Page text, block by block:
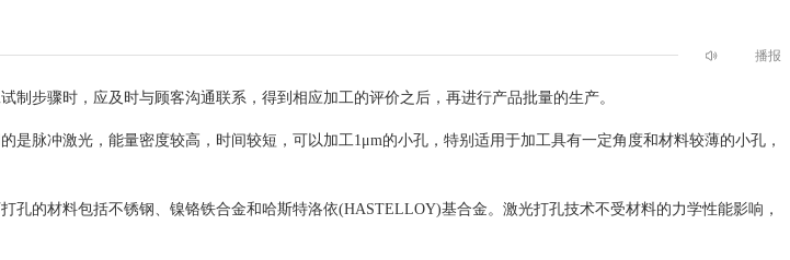
播报
步骤时，应及时与顾客沟通联系，得到相应加工的评价之后，再进行产品批量的生产。
脉冲激光，能量密度较高，时间较短，可以加工1μm的小孔，特别适用于加工具有一定角度和材料较薄的小孔，
孔的材料包括不锈钢、镍铬铁合金和哈斯特洛依(HASTELLOY)基合金。激光打孔技术不受材料的力学性能影响，